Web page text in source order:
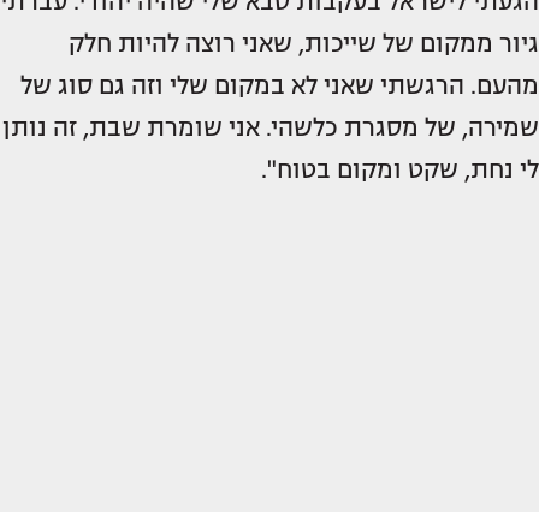
גיור ממקום של שייכות, שאני רוצה להיות חלק
מהעם. הרגשתי שאני לא במקום שלי וזה גם סוג של
שמירה, של מסגרת כלשהי. אני שומרת שבת, זה נותן
לי נחת, שקט ומקום בטוח".